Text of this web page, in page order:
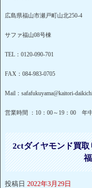
広島県福山市瀬戸町山北250-4
サファ福山08号棟
TEL：0120-090-701
FAX：084-983-0705
Mail：safafukuyama@kaitori-
営業時間 ：10：00～19：00 年
2ctダイヤモンド買
投稿日 2022年3月29日